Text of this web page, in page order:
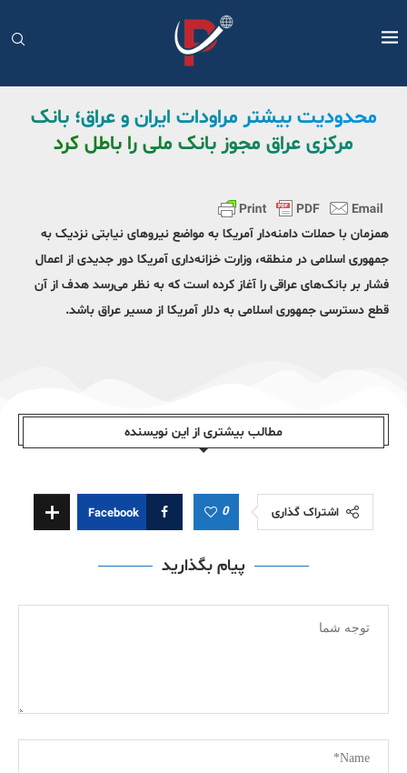
محدودیت بیشتر مراودات ایران و عراق؛ بانک
مرکزی عراق مجوز بانک ملی را باطل کرد
همزمان با حملات دامنه‌دار آمریکا به مواضع نیروهای نیابتی نزدیک به
جمهوری اسلامی در منطقه، وزارت خزانه‌داری آمریکا دور جدیدی از اعمال
فشار بر بانک‌های عراقی را آغاز کرده است که به نظر می‌رسد هدف از آن
قطع دسترسی جمهوری اسلامی به دلار آمریکا از مسیر عراق باشد.
مطالب بیشتری از این نویسندە
اشتراک گذاری 0
Facebook
پیام بگذارید